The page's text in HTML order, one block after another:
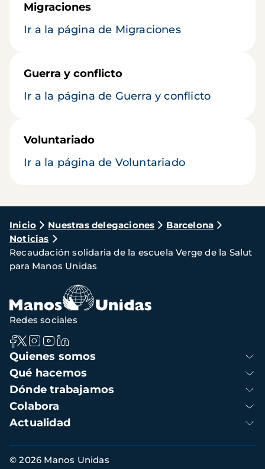
Migraciones
Ir a la página de Migraciones
Guerra y conflicto
Ir a la página de Guerra y conflicto
Voluntariado
Ir a la página de Voluntariado
Ruta
de
navegación
Inicio Nuestras delegaciones
Barcelona
Noticias
Recaudación solidaria de la escuela Verge de la Salut
para Manos Unidas
Navegación
principal
Quienes somos
Qué hacemos
Dónde trabajamos
Colabora
Actualidad
Redes sociales
Información
© 2026 Manos Unidas